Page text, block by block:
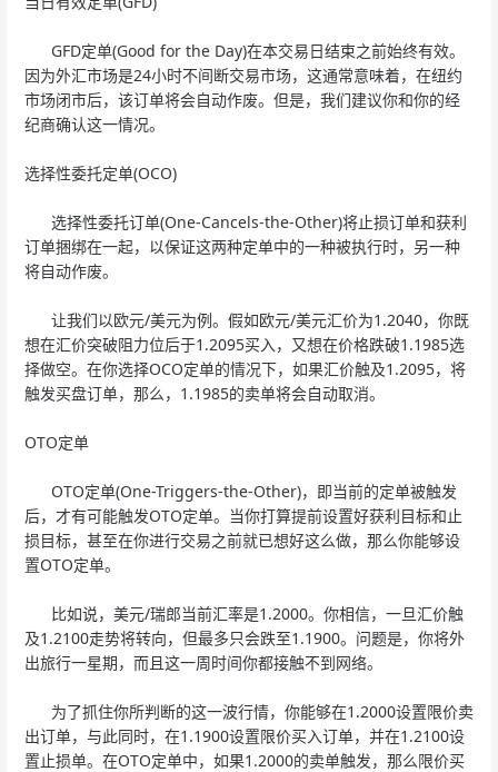
GFD定单(Good for the Day)在本交易日结束之前始终有效。
因为外汇市场是24小时不间断交易市场，这通常意味着，在纽约
市场闭市后，该订单将会自动作废。但是，我们建议你和你的经
纪商确认这一情况。
选择性委托定单(OCO)
选择性委托订单(One-Cancels-the-Other)将止损订单和获利
订单捆绑在一起，以保证这两种定单中的一种被执行时，另一种
将自动作废。
让我们以欧元/美元为例。假如欧元/美元汇价为1.2040，你既
想在汇价突破阻力位后于1.2095买入，又想在价格跌破1.1985选
择做空。在你选择OCO定单的情况下，如果汇价触及1.2095，将
触发买盘订单，那么，1.1985的卖单将会自动取消。
OTO定单
OTO定单(One-Triggers-the-Other)，即当前的定单被触发
后，才有可能触发OTO定单。当你打算提前设置好获利目标和止
损目标，甚至在你进行交易之前就已想好这么做，那么你能够设
置OTO定单。
比如说，美元/瑞郎当前汇率是1.2000。你相信，一旦汇价触
及1.2100走势将转向，但最多只会跌至1.1900。问题是，你将外
出旅行一星期，而且这一周时间你都接触不到网络。
为了抓住你所判断的这一波行情，你能够在1.2000设置限价卖
出订单，与此同时，在1.1900设置限价买入订单，并在1.2100设
置止损单。在OTO定单中，如果1.2000的卖单触发，那么限价买